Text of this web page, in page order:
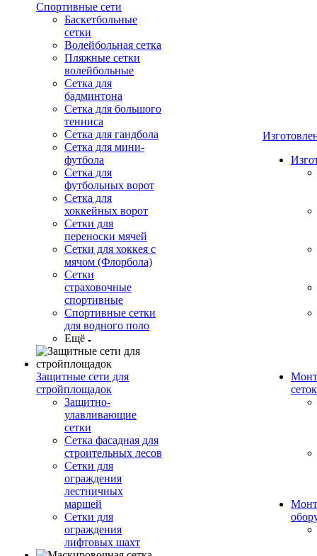
Спортивные сети
Баскетбольные
сетки
Волейбольная сетка
Пляжные сетки
волейбольные
Сетка для
бадминтона
Сетка для большого
тенниса
Сетка для гандбола
Сетка для мини-
футбола
Сетка для
футбольных ворот
Сетка для
хоккейных ворот
Сетки для
переноски мячей
Сетки для хоккея с
мячом (Флорбола)
Сетки
страховочные
спортивные
Спортивные сетки
для водного поло
Ещё
Защитные сети для
стройплощадок
Защитно-
улавливающие
сетки
Сетка фасадная для
строительных лесов
Сетки для
ограждения
лестничных
маршей
Сетки для
ограждения
лифтовых шахт
сеток